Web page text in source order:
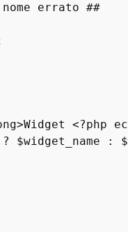
errato ##
>Widget <?php
? $widget_name : $